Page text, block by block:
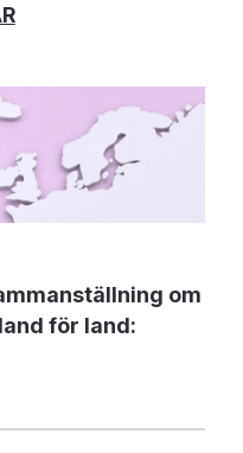
om
för land: